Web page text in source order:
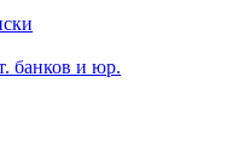
банков и юр.